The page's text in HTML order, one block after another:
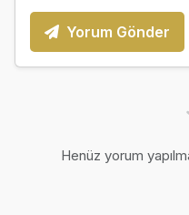
Yorum Gönder
Henüz yorum